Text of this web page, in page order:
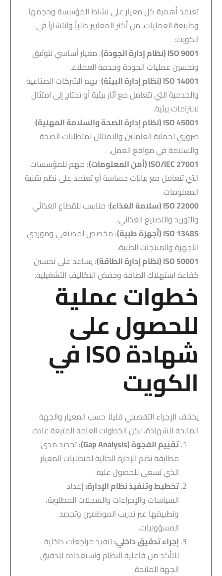
تعتمد أهمية كل معيار على نشاط المؤسسة وحجمها
وطبيعة العمليات. من أكثر المعايير طلباً وانتشاراً في
الكويت:
ISO 9001 (نظام إدارة الجودة)
: معيار أساسي لتوثيق
وتحسين عمليات الجودة وخدمة العملاء.
ISO 14001 (نظام إدارة البيئة)
: يهم الشركات الصناعية
والخدمية التي تتعامل مع آثار بيئية أو تحتاج إلى امتثال
لالتزامات بيئية.
ISO 45001 (نظام إدارة الصحة والسلامة المهنية)
:
ضروري لحماية العاملين والامتثال لمتطلبات الصحة
والسلامة في مواقع العمل.
ISO/IEC 27001 (أمن المعلومات)
: مهم للمؤسسات
التي تتعامل مع بيانات حساسة أو تعتمد على نظم تقنية
المعلومات.
ISO 22000 (سلامة الغذاء)
: مناسب للقطاع الغذائي
والتوريد والتصنيع الغذائي.
ISO 13485 (أجهزة طبية)
: مخصص لمصنعي وموردي
الأجهزة والمنتجات الطبية.
ISO 50001 (نظام إدارة الطاقة)
: يساعد على تحسين
كفاءة استهلاك الطاقة وخفض التكاليف التشغيلية.
خطوات عملية
للحصول على
شهادة ISO في
الكويت
يختلف الإجراء التفصيلي قليلاً حسب المعيار والجهة
المانحة للشهادة، لكن الخطوات العامة المتبعة عادة:
تقييم الفجوة (Gap Analysis):
تحديد مدى
مطابقة نظم الإدارة الحالية لمتطلبات المعيار
الذي تسعى للحصول عليه.
تخطيط وتنفيذ نظام الإدارة:إعداد
السياسات والإجراءات والسجلات المطلوبة،
وتطبيقها عبر تدريب الموظفين وتحديد
المسؤوليات.
إجراء تدقيق داخلي:تنفيذ مراجعات داخلية
للتأكد من فاعلية النظام واستعداده لتدقيق
الجهة المانحة.